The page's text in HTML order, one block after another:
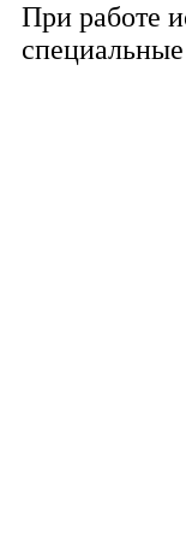
При работе